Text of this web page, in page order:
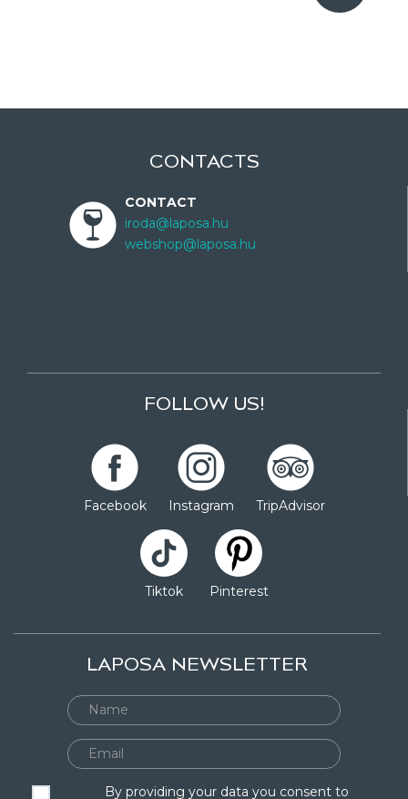
CONTACTS
CONTACT
iroda@laposa.hu
webshop@laposa.hu
FOLLOW US!
Facebook Instagram TripAdvisor
Tiktok Pinterest
LAPOSA NEWSLETTER
By providing your data you consent to